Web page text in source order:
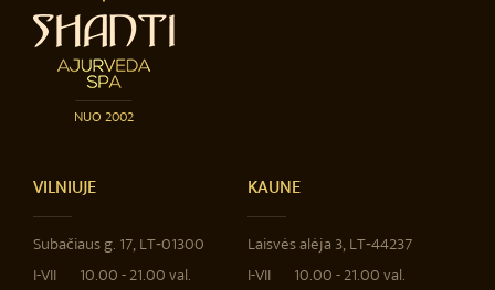
NUO 2002
VILNIUJE
Subačiaus g. 17, LT‐01300
I-VII
10.00 - 21.00 val.
KAUNE
Laisvės alėja 3, LT‐44237
I-VII
10.00 - 21.00 val.